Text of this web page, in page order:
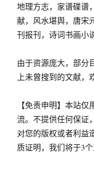
地理方志，家谱碟谱
献，风水堪舆，唐宋
刊报刊，诗词书画小
由于资源庞大，部分
上未曾搜到的文献，
【免责申明】本站
流。不提供任何保证
对您的版权或者利益
质证明，我们将于3